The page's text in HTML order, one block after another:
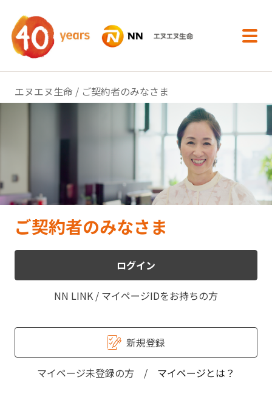
エヌエヌ生命 / ご契約者のみなさま
ご契約者のみなさま
ログイン
NN LINK / マイページIDをお持ちの方
新規登録
マイページ未登録の方 / マイページとは？